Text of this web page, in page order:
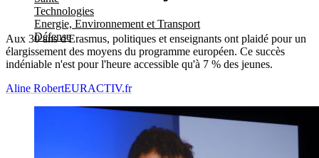
Technologies
Energie, Environnement et Transport
Défense
Aux 30 ans d'Erasmus, politiques et enseignants ont plaidé pour un
élargissement des moyens du programme européen. Ce succès
indéniable n'est pour l'heure accessible qu'à 7 % des jeunes.
Aline RobertEURACTIV.fr